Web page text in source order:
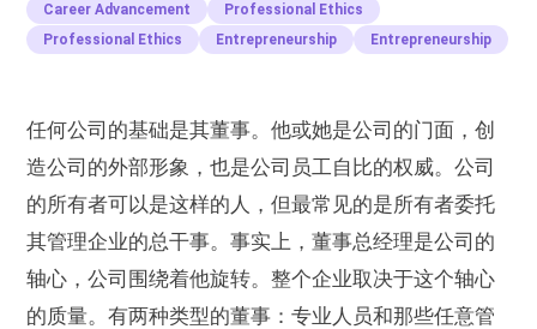
Career Advancement
Professional Ethics
Professional Ethics
Entrepreneurship Entrepreneurship
任何公司的基础是其董事。他或她是公司的门面，创
造公司的外部形象，也是公司员工自比的权威。公司
的所有者可以是这样的人，但最常见的是所有者委托
其管理企业的总干事。事实上，董事总经理是公司的
轴心，公司围绕着他旋转。整个企业取决于这个轴心
的质量。有两种类型的董事：专业人员和那些任意管